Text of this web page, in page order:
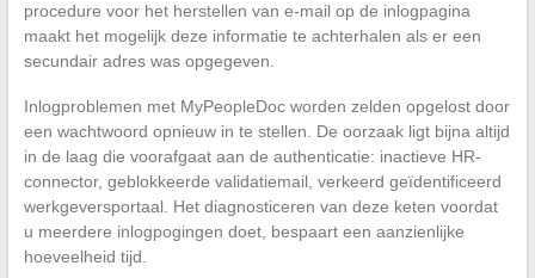
procedure voor het herstellen van e-mail op de inlogpagina
maakt het mogelijk deze informatie te achterhalen als er een
secundair adres was opgegeven.
Inlogproblemen met MyPeopleDoc worden zelden opgelost door
een wachtwoord opnieuw in te stellen. De oorzaak ligt bijna altijd
in de laag die voorafgaat aan de authenticatie: inactieve HR-
connector, geblokkeerde validatiemail, verkeerd geïdentificeerd
werkgeversportaal. Het diagnosticeren van deze keten voordat
u meerdere inlogpogingen doet, bespaart een aanzienlijke
hoeveelheid tijd.